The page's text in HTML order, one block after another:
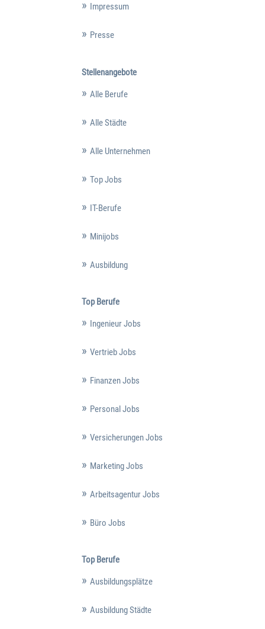
Impressum
Presse
Stellenangebote
Alle Berufe
Alle Städte
Alle Unternehmen
Top Jobs
IT-Berufe
Minijobs
Ausbildung
Top Berufe
Ingenieur Jobs
Vertrieb Jobs
Finanzen Jobs
Personal Jobs
Versicherungen Jobs
Marketing Jobs
Arbeitsagentur Jobs
Büro Jobs
Top Berufe
Ausbildungsplätze
Ausbildung Städte